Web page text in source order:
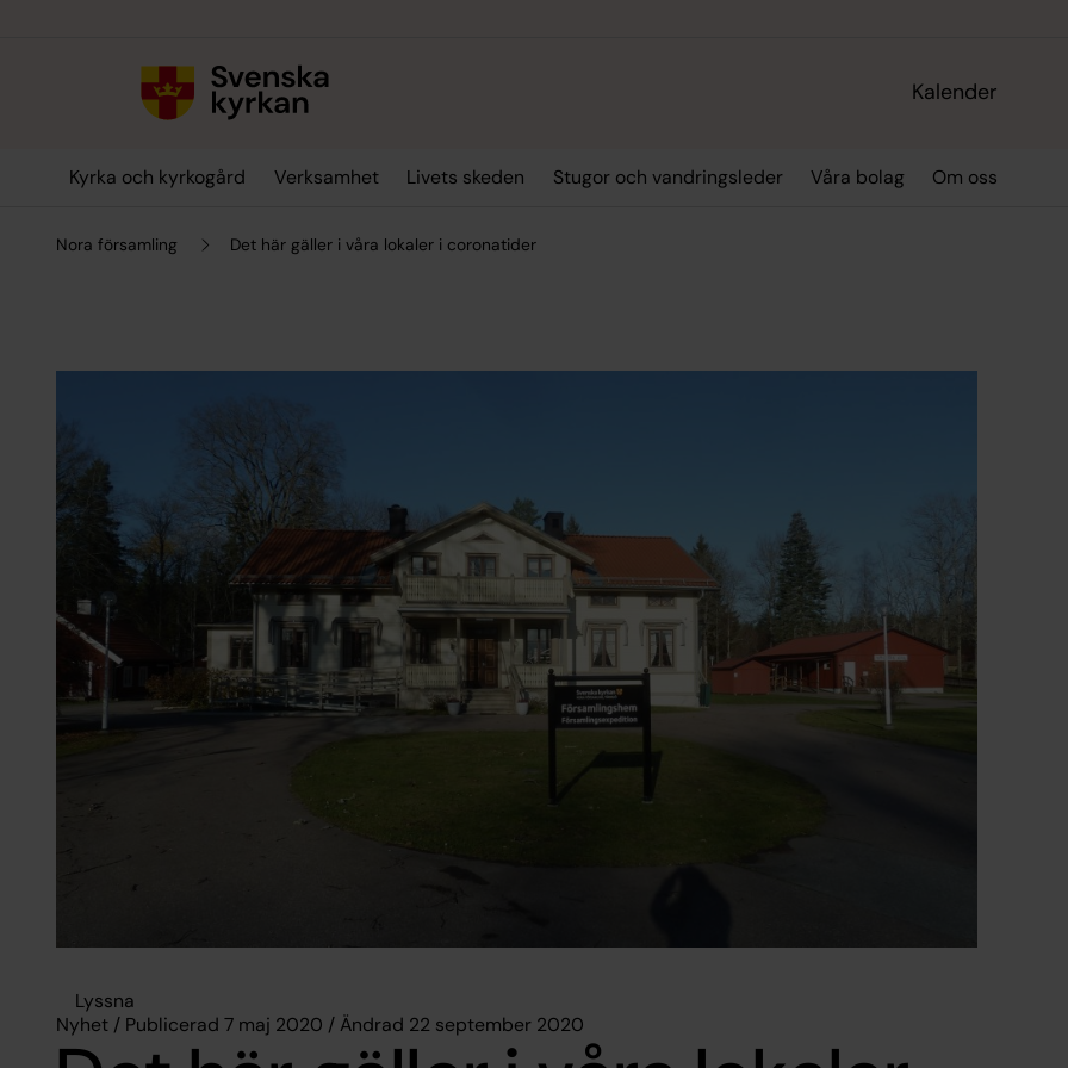
Kalender
Kyrka och kyrkogård Verksamhet Livets skeden Stugor och vandringsleder Våra bolag Om oss
Nora församling Det här gäller i våra lokaler i coronatider
Lyssna
Nyhet / Publicerad 7 maj 2020 / Ändrad 22 september 2020